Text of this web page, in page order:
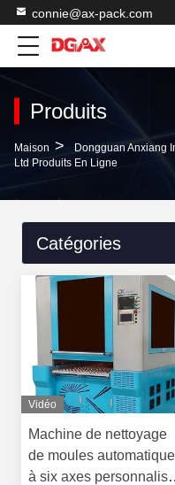
connie@ax-pack.com
Produits
Maison >
Dongguan Anxiang
Ltd Produits En Ligne
Catégories
Vidéo
Machine de nettoyage
de moules automatique
à six axes